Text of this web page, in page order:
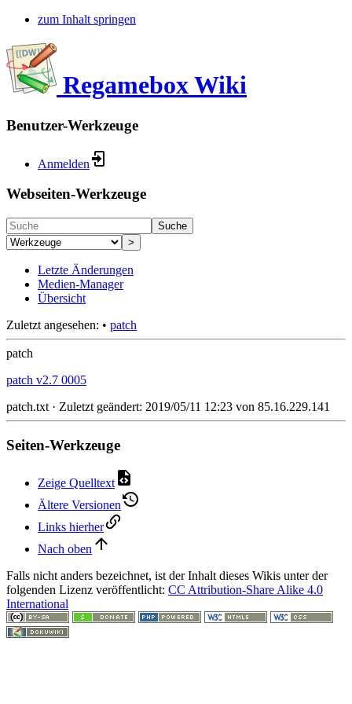
zum Inhalt springen
Regamebox Wiki
Benutzer-Werkzeuge
Anmelden
Webseiten-Werkzeuge
Suche
>
Letzte Änderungen
Medien-Manager
Übersicht
Zuletzt angesehen: • patch
patch
patch v2.7 0005
patch.txt · Zuletzt geändert: 2019/05/11 12:23 von 85.16.229.141
Seiten-Werkzeuge
Zeige Quelltext
Ältere Versionen
Links hierher
Nach oben
Falls nicht anders bezeichnet, ist der Inhalt dieses Wikis unter der
folgenden Lizenz veröffentlicht: CC Attribution-Share Alike 4.0
International